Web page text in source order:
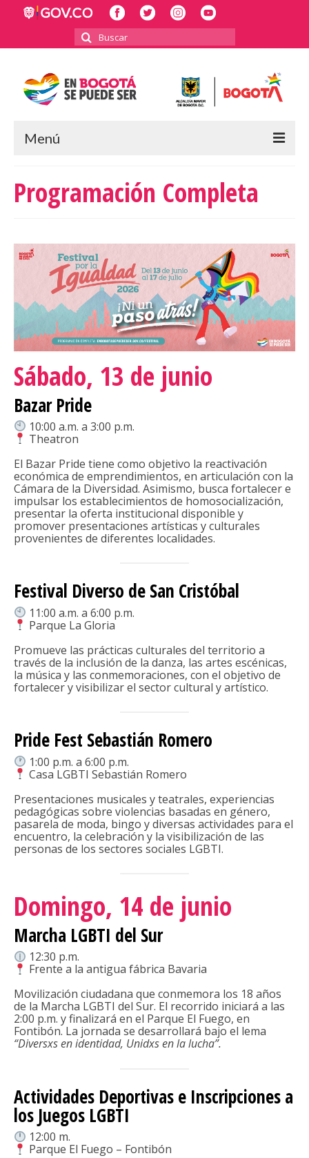
Buscar
por:
Menú
POLÍTICA PÚBLICA LGBTI
INFORMES Y BALANCES
2023
2024
2025
PLAN DE ACCIÓN
DOCUMENTO COMPLETO
PRESENTACIÓN
ESTRATEGIAS
CONSEJO CONSULTIVO LGBTI
MANUAL DE MARCA
NOTICIAS
GALERÍA
SUSCRÍBETE
Programación Completa
Sábado, 13 de junio
Bazar Pride
10:00 a.m. a 3:00 p.m.
Theatron
El Bazar Pride tiene como objetivo la reactivación
económica de emprendimientos, en articulación con la
Cámara de la Diversidad. Asimismo, busca fortalecer e
impulsar los establecimientos de homosocialización,
presentar la oferta institucional disponible y
promover presentaciones artísticas y culturales
provenientes de diferentes localidades.
Festival Diverso de San Cristóbal
11:00 a.m. a 6:00 p.m.
Parque La Gloria
Promueve las prácticas culturales del territorio a
través de la inclusión de la danza, las artes escénicas,
la música y las conmemoraciones, con el objetivo de
fortalecer y visibilizar el sector cultural y artístico.
Pride Fest Sebastián Romero
1:00 p.m. a 6:00 p.m.
Casa LGBTI Sebastián Romero
Presentaciones musicales y teatrales, experiencias
pedagógicas sobre violencias basadas en género,
pasarela de moda, bingo y diversas actividades para el
encuentro, la celebración y la visibilización de las
personas de los sectores sociales LGBTI.
Domingo, 14 de junio
Marcha LGBTI del Sur
12:30 p.m.
Frente a la antigua fábrica Bavaria
Movilización ciudadana que conmemora los 18 años
de la Marcha LGBTI del Sur. El recorrido iniciará a las
2:00 p.m. y finalizará en el Parque El Fuego, en
Fontibón. La jornada se desarrollará bajo el lema
“Diversxs en identidad, Unidxs en la lucha”.
Actividades Deportivas e Inscripciones a
los Juegos LGBTI
12:00 m.
Parque El Fuego – Fontibón